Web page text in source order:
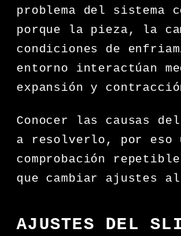
problema del sistema
porque la pieza, la
condiciones de
entorno interactúan
expansión y
Conocer las causas
a resolverlo, por eso
comprobación
que cambiar ajustes
AJUSTES DEL